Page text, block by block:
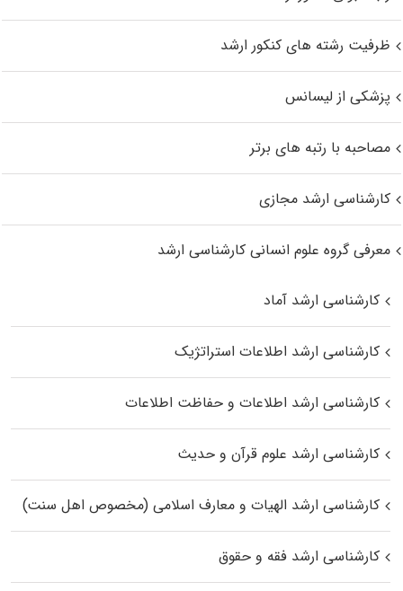
ظرفیت رشته های کنکور ارشد
پزشکی از لیسانس
مصاحبه با رتبه های برتر
کارشناسی ارشد مجازی
معرفی گروه علوم انسانی کارشناسی ارشد
کارشناسی ارشد آماد
کارشناسی ارشد اطلاعات استراتژیک
کارشناسی ارشد اطلاعات و حفاظت اطلاعات
کارشناسی ارشد علوم قرآن و حدیث
کارشناسی ارشد الهیات و معارف اسلامی (مخصوص اهل سنت)
کارشناسی ارشد فقه و حقوق